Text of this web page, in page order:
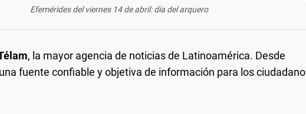
Efemérides del viernes 14 de abril: día del arquero
, la mayor agencia de noticias de Latinoamérica. Desde
fuente confiable y objetiva de información para los